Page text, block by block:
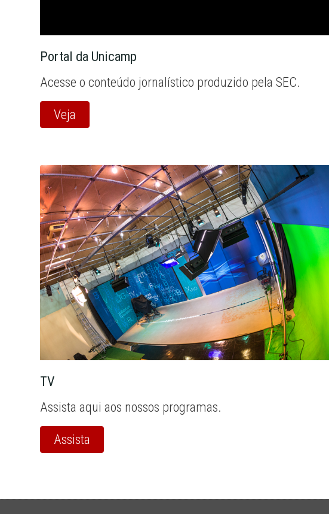
Portal da Unicamp
Acesse o conteúdo jornalístico produzido pela SEC.
Veja
TV
Assista aqui aos nossos programas.
Assista